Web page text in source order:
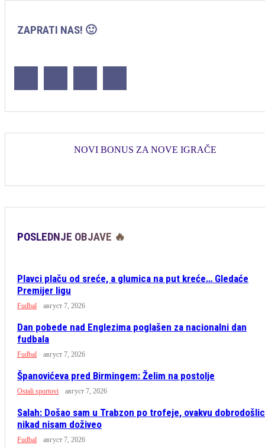
ZAPRATI NAS! 🙂
NOVI BONUS ZA NOVE IGRAČE
POSLEDNJE OBJAVE 🔥
Plavci plaču od sreće, a glumica na put kreće… Gledaće
Premijer ligu
Fudbal август 7, 2026
Dan pobede nad Englezima poglašen za nacionalni dan
fudbala
Fudbal август 7, 2026
Španovićeva pred Birmingem: Želim na postolje
Ostali sportovi август 7, 2026
Salah: Došao sam u Trabzon po trofeje, ovakvu
nikad nisam doživeo
Fudbal август 7, 2026